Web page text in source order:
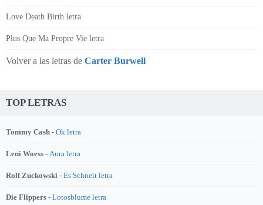
Love Death Birth letra
Plus Que Ma Propre Vie letra
Volver a las letras de Carter Burwell
TOP LETRAS
Tommy Cash - Ok letra
Leni Woess - Aura letra
Rolf Zuckowski - Es Schneit letra
Die Flippers - Lotosblume letra